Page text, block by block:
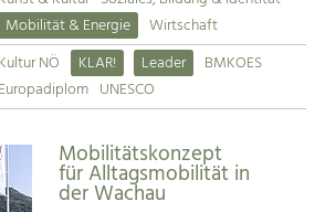
und
und Forschung.
Mobilität & Energie
Wirtschaft
Kultur NÖ KLAR! Leader
BMKOES
Europadiplom UNESCO
Mobilitätskonzept
für Alltagsmobilität in
der Wachau